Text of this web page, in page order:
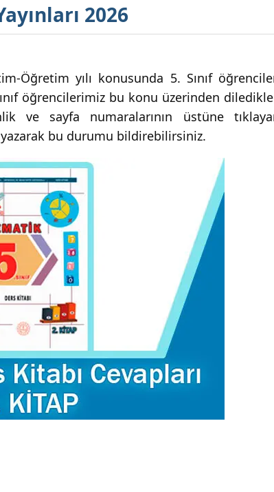
2026
Öğretim yılı konusunda 5. Sınıf
öğrencilerimiz bu konu üzerinden
ve sayfa numaralarının üstüne
bu durumu bildirebilirsiniz.